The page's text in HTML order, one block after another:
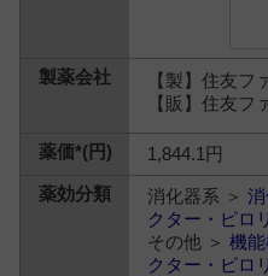
【製】住友フ
【販】住友フ
1,844.1円
消化器系 ＞
クター・ピロ
その他 ＞機
クター・ピロ